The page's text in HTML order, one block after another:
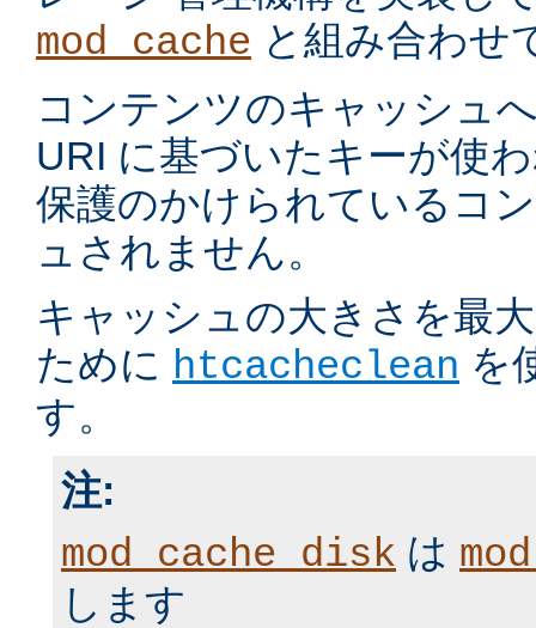
mod_cache と組み合わせ
コンテンツのキャッシュ
URI に基づいたキーが使
保護のかけられているコ
ュされません。
キャッシュの大きさを最
ために htcacheclean を
す。
注:
mod_cache_disk は
します